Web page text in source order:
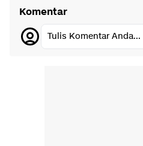
Komentar
Tulis Komentar Anda...